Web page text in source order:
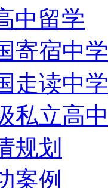
中留学
寄宿中学
走读中学
私立高中
规划
案例